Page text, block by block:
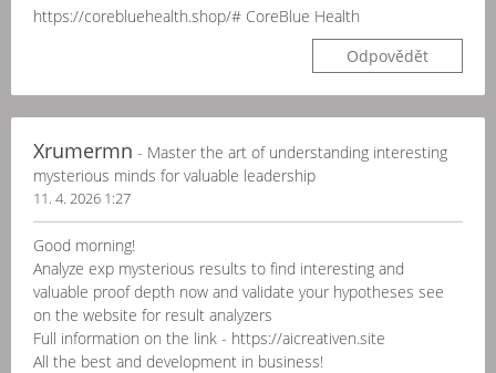
https://corebluehealth.shop/# CoreBlue Health
Odpovědět
Xrumermn - Master the art of understanding interesting
mysterious minds for valuable leadership
11. 4. 2026 1:27
Good morning!
Analyze exp mysterious results to find interesting and
valuable proof depth now and validate your hypotheses see
on the website for result analyzers
Full information on the link - https://aicreativen.site
All the best and development in business!